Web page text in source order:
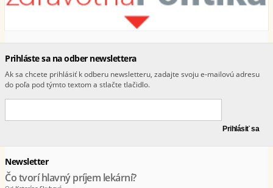
Prihláste sa na odber newslettera
Ak sa chcete prihlásiť k odberu newsletteru, zadajte svoju e-mailovú adresu
do poľa pod týmto textom a stlačte tlačidlo.
Newsletter
Čo tvorí hlavný príjem lekární?